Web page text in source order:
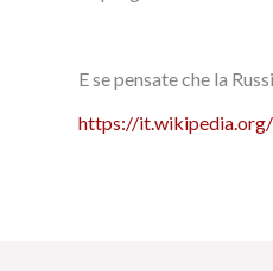
E se pensate che la
https://it.wikipedia.org/